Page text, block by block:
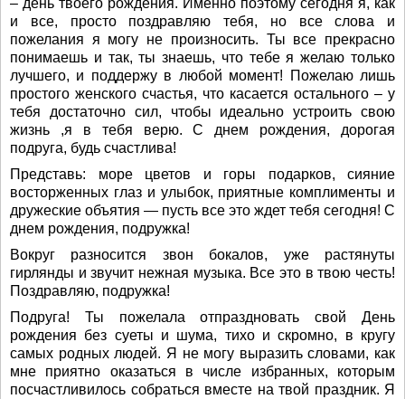
– день твоего рождения. Именно поэтому сегодня я, как
и все, просто поздравляю тебя, но все слова и
пожелания я могу не произносить. Ты все прекрасно
понимаешь и так, ты знаешь, что тебе я желаю только
лучшего, и поддержу в любой момент! Пожелаю лишь
простого женского счастья, что касается остального – у
тебя достаточно сил, чтобы идеально устроить свою
жизнь ,я в тебя верю. С днем рождения, дорогая
подруга, будь счастлива!
Представь: море цветов и горы подарков, сияние
восторженных глаз и улыбок, приятные комплименты и
дружеские объятия — пусть все это ждет тебя сегодня! С
днем рождения, подружка!
Вокруг разносится звон бокалов, уже растянуты
гирлянды и звучит нежная музыка. Все это в твою честь!
Поздравляю, подружка!
Подруга! Ты пожелала отпраздновать свой День
рождения без суеты и шума, тихо и скромно, в кругу
самых родных людей. Я не могу выразить словами, как
мне приятно оказаться в числе избранных, которым
посчастливилось собраться вместе на твой праздник. Я